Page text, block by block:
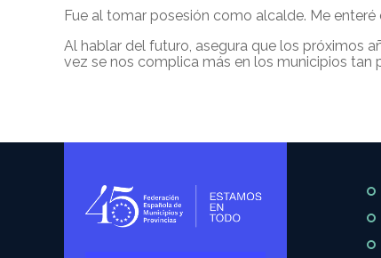
Fue al tomar posesión como alcalde. Me
Al hablar del futuro, asegura que los próximos
vez se nos complica más en los municipios tan